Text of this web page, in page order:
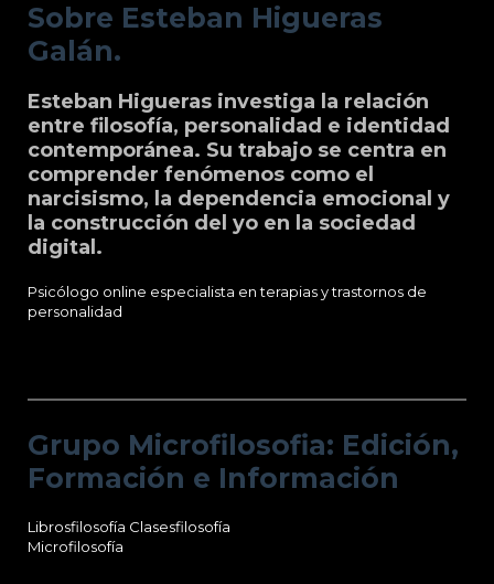
Sobre Esteban Higueras
Galán.
Esteban Higueras investiga la relación
entre filosofía, personalidad e identidad
contemporánea. Su trabajo se centra en
comprender fenómenos como el
narcisismo, la dependencia emocional y
la construcción del yo en la sociedad
digital.
Psicólogo online especialista en terapias y trastornos de
personalidad
Grupo Microfilosofia: Edición,
Formación e Información
Librosfilosofía Clasesfilosofía
Microfilosofía